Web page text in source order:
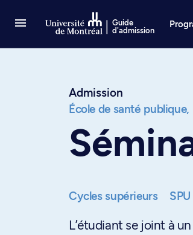
Guide
d'admission
Admission
École de santé publique,
Cycles supérieurs
L’étudiant se joint à